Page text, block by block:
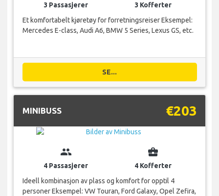
3 Passasjerer
3 Kofferter
Et komfortabelt kjøretøy for forretningsreiser Eksempel:
Mercedes E-class, Audi A6, BMW 5 Series, Lexus GS, etc.
SE...
MINIBUSS €203
group
4 Passasjerer
business_center
4 Kofferter
Ideell kombinasjon av plass og komfort for opptil 4
personer Eksempel: VW Touran, Ford Galaxy, Opel Zefira,